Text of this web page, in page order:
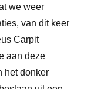
we weer
van dit keer
Carpit
aan deze
het donker